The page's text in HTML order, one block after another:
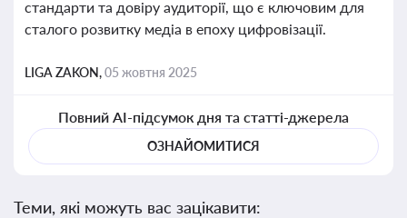
стандарти та довіру аудиторії, що є ключовим для
сталого розвитку медіа в епоху цифровізації.
LIGA ZAKON,05 жовтня 2025
Повний AI-підсумок дня та статті-джерела
ОЗНАЙОМИТИСЯ
Теми, які можуть вас зацікавити: